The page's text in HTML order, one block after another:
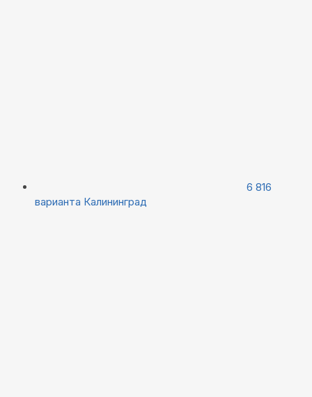
6 816
варианта Калининград